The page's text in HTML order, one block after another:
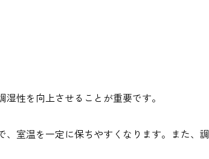
性を向上させることが重要です。
室温を一定に保ちやすくなります。また、調